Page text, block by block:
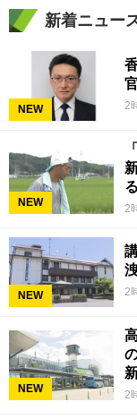
新着ニュー
NEW 2
NEW 2
NEW 2
NEW 2